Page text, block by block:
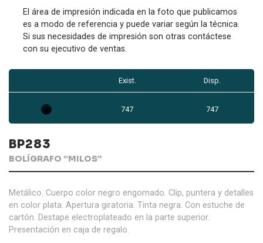
El área de impresión indicada en la foto que publicamos
es a modo de referencia y puede variar según la técnica.
Si sus necesidades de impresión son otras contáctese
con su ejecutivo de ventas.
Exist. Disp.
747 747
BP283
BOLÍGRAFO “MILOS”
Metálico. Cuerpo color negro engomado. Clip, puntera y detalles
en color plata. Apertura giratoria. Tinta negra. Con estuche de
cartón. Destape electroplateado en la parte superior.
Presentación en caja de regalo.